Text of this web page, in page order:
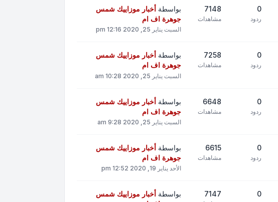
0
ردود
7148
مشاهدات
بواسطة أخبار موزاييك شمس
جوهرة اف ام
السبت يناير 25, 2020 12:16 pm
0
ردود
7258
مشاهدات
بواسطة أخبار موزاييك شمس
جوهرة اف ام
السبت يناير 25, 2020 10:28 am
0
ردود
6648
مشاهدات
بواسطة أخبار موزاييك شمس
جوهرة اف ام
السبت يناير 25, 2020 9:28 am
0
ردود
6615
مشاهدات
بواسطة أخبار موزاييك شمس
جوهرة اف ام
الأحد يناير 19, 2020 12:52 pm
0
7147 بواسطة أخبار موزاييك شمس